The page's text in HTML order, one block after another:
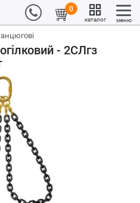
0
каталог меню
- 2СЛгз